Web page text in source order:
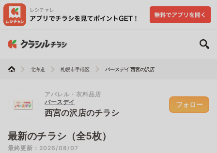
北海道 札幌市手稲区 バースデイ 西宮の沢店
アパレル・衣料品店
バースデイ
西宮の沢店のチラシ
フォロー
最新のチラシ（全5枚）
最終更新：2026/08/07